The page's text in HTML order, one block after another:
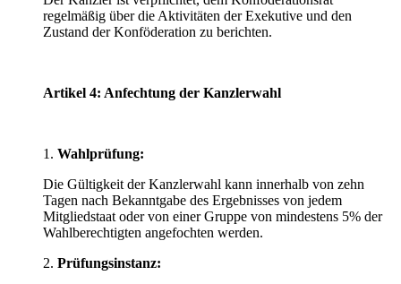
regelmäßig über die Aktivitäten der Exekutive und den
Zustand der Konföderation zu berichten.
Artikel 4: Anfechtung der Kanzlerwahl
1. Wahlprüfung:
Die Gültigkeit der Kanzlerwahl kann innerhalb von zehn
Tagen nach Bekanntgabe des Ergebnisses von jedem
Mitgliedstaat oder von einer Gruppe von mindestens 5% der
Wahlberechtigten angefochten werden.
2. Prüfungsinstanz: